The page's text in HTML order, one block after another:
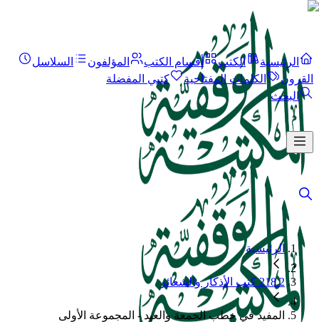
الرئيسية الكتب أقسام الكتب المؤلفون
السلاسل
القرون
الكلمات المفتاحية
كتبي المفضلة
البحث
الرئيسية
218.2 كتب الأذكار والشعائر
المفيد في خطب الجمعة والعيد - المجموعة الأولى